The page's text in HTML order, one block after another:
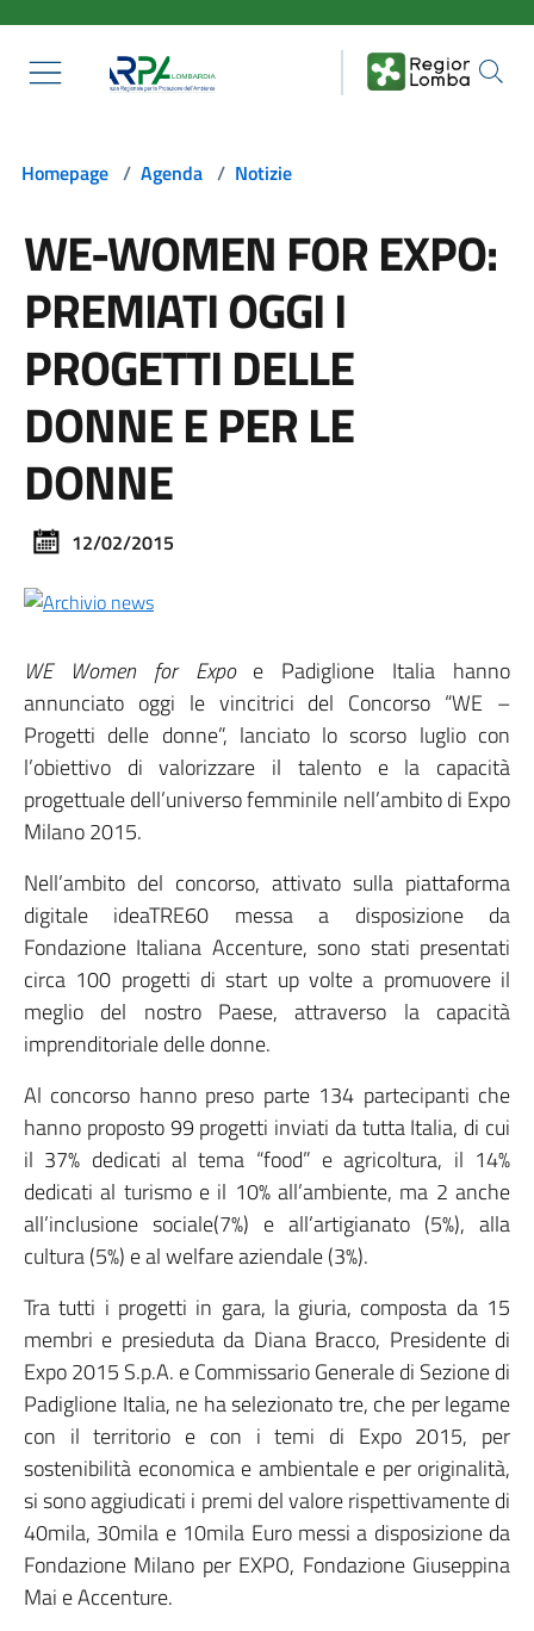
Homepage / Agenda / Notizie
WE-WOMEN FOR EXPO:
PREMIATI OGGI I
PROGETTI DELLE
DONNE E PER LE
DONNE
12/02/2015
WE Women for Expoe Padiglione Italia hanno
annunciato oggi le vincitrici del Concorso “WE –
Progetti delle donne”, lanciato lo scorso luglio con
l’obiettivo di valorizzare il talento e la capacità
progettuale dell’universo femminile nell’ambito di Expo
Milano 2015.
Nell’ambito del concorso, attivato sulla piattaforma
digitale ideaTRE60 messa a disposizione da
Fondazione Italiana Accenture, sono stati presentati
circa 100 progetti di start up volte a promuovere il
meglio del nostro Paese, attraverso la capacità
imprenditoriale delle donne.
Al concorso hanno preso parte 134 partecipanti che
hanno proposto 99 progetti inviati da tutta Italia, di cui
il 37% dedicati al tema “food” e agricoltura, il 14%
dedicati al turismo e il 10% all’ambiente, ma 2 anche
all’inclusione sociale(7%) e all’artigianato (5%), alla
cultura (5%) e al welfare aziendale (3%).
Tra tutti i progetti in gara, la giuria, composta da 15
membri e presieduta da Diana Bracco, Presidente di
Expo 2015 S.p.A. e Commissario Generale di Sezione di
Padiglione Italia, ne ha selezionato tre, che per legame
con il territorio e con i temi di Expo 2015, per
sostenibilità economica e ambientale e per originalità,
si sono aggiudicati i premi del valore rispettivamente di
40mila, 30mila e 10mila Euro messi a disposizione da
Fondazione Milano per EXPO, Fondazione Giuseppina
Mai e Accenture.